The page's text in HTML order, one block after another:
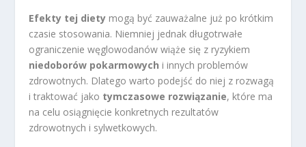
Efekty tej diety mogą być zauważalne już po krótkim
czasie stosowania. Niemniej jednak długotrwałe
ograniczenie węglowodanów wiąże się z ryzykiem
niedoborów pokarmowych i innych problemów
zdrowotnych. Dlatego warto podejść do niej z rozwagą
i traktować jako tymczasowe rozwiązanie, które ma
na celu osiągnięcie konkretnych rezultatów
zdrowotnych i sylwetkowych.